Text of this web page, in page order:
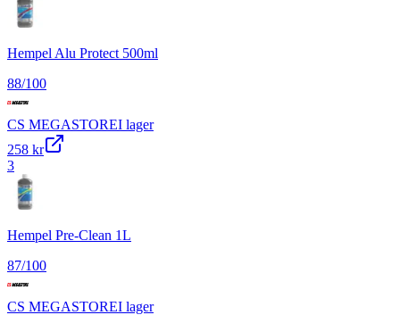
Hempel Alu Protect 500ml
88/100
CS MEGASTOREI lager
258 kr
3
Hempel Pre-Clean 1L
87/100
CS MEGASTOREI lager